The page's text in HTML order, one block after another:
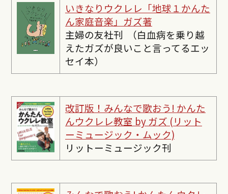
いきなりウクレレ「地球１かんた
ん家庭音楽」ガズ著
主婦の友社刊 （白血病を乗り越
えたガズが良いこと言ってるエッ
セイ本）
改訂版！みんなで歌おう! かんた
んウクレレ教室 by ガズ (リット
ーミュージック・ムック)
リットーミュージック刊